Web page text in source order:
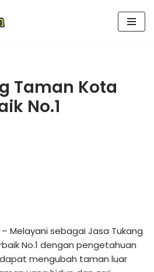
Taman Kota
No.1
– Melayani sebagai Jasa Tukang
No.1 dengan pengetahuan
mengubah taman luar